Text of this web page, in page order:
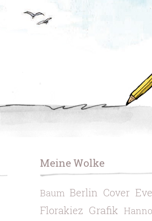
Meine Wolke
Baum Berlin Cover
Florakiez Grafik